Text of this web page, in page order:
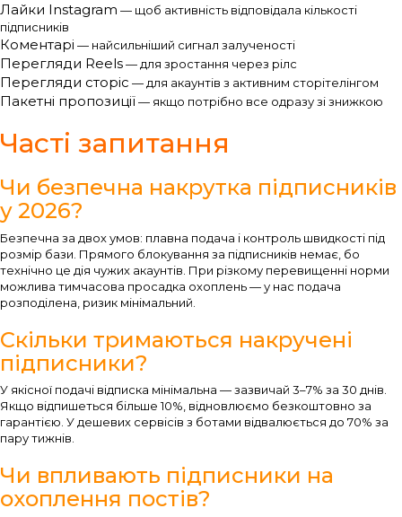
Лайки Instagram — щоб активність відповідала кількості
підписників
Коментарі — найсильніший сигнал залученості
Перегляди Reels— для зростання через рілс
Перегляди сторіс — для акаунтів з активним сторітелінгом
Пакетні пропозиції— якщо потрібно все одразу зі знижкою
Часті запитання
Чи безпечна накрутка підписників
у 2026?
Безпечна за двох умов: плавна подача і контроль швидкості під
розмір бази. Прямого блокування за підписників немає, бо
технічно це дія чужих акаунтів. При різкому перевищенні норми
можлива тимчасова просадка охоплень — у нас подача
розподілена, ризик мінімальний.
Скільки тримаються накручені
підписники?
У якісної подачі відписка мінімальна — зазвичай 3–7% за 30 днів.
Якщо відпишеться більше 10%, відновлюємо безкоштовно за
гарантією. У дешевих сервісів з ботами відвалюється до 70% за
пару тижнів.
Чи впливають підписники на
охоплення постів?